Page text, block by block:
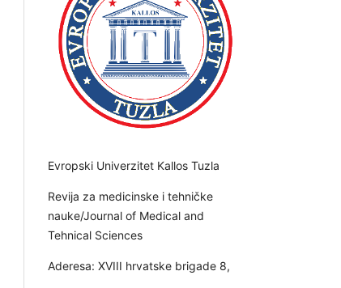
Evropski Univerzitet Kallos Tuzla
Revija za medicinske i tehničke
nauke/Journal of Medical and
Tehnical Sciences
Aderesa: XVIII hrvatske brigade 8,